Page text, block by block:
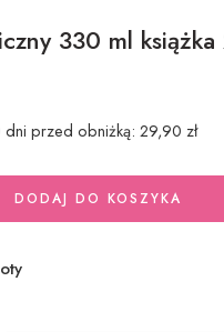
330 ml
przed obniżką: 29,90 zł
DODAJ DO KOSZYKA